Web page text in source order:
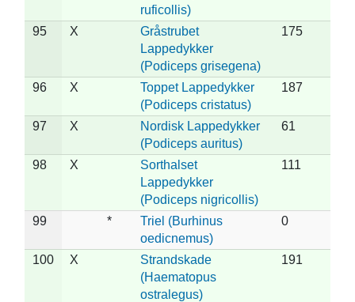
ruficollis)
95 X
Gråstrubet
Lappedykker
(Podiceps grisegena)
175
96 X
Toppet Lappedykker
(Podiceps cristatus)
187
97 X
Nordisk Lappedykker
(Podiceps auritus)
61
98 X
Sorthalset
Lappedykker
(Podiceps nigricollis)
111
99 *
Triel (Burhinus
oedicnemus)
0
100 X
Strandskade
(Haematopus
ostralegus)
191